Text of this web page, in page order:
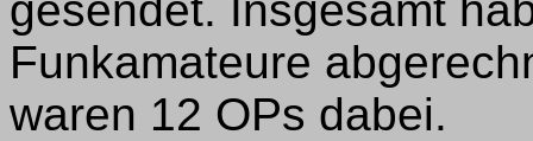
Funkamateure
waren 12 OPs dabei.